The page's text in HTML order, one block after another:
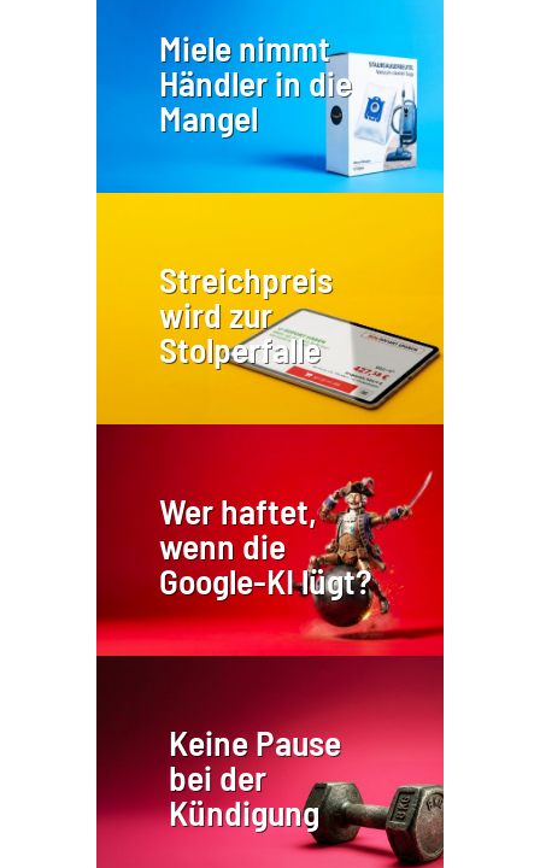
Miele nimmt
Händler in die
Mangel
Streichpreis
wird zur
Stolperfalle
Wer haftet,
wenn die
Google-KI lügt?
Keine Pause
bei der
Kündigung